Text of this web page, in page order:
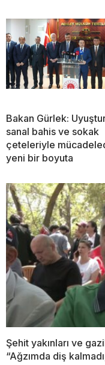
Bakan Gürlek:
sanal bahis ve sokak
çeteleriyle
yeni bir boyuta
Şehit yakınları ve
“Ağzımda diş